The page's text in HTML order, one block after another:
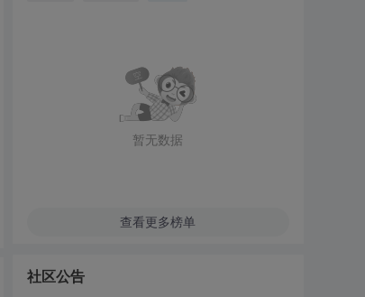
暂无数据
查看更多榜单
社区公告